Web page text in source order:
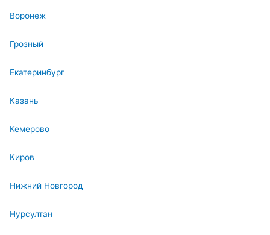
Воронеж
Грозный
Екатеринбург
Казань
Кемерово
Киров
Нижний Новгород
Нурсултан